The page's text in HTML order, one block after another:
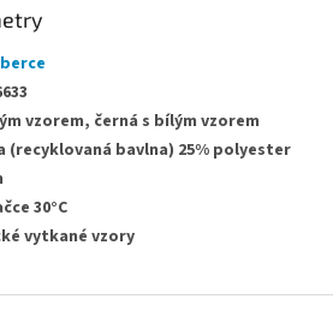
vzorem, černá s bílým vzorem
(recyklovaná bavlna) 25% polyester
30°C
vytkané vzory